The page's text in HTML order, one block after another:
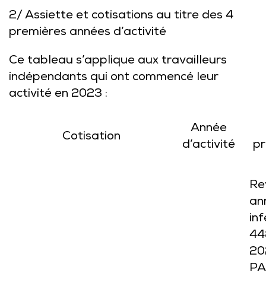
2/ Assiette et cotisations au titre des 4
premières années d’activité
Ce tableau s’applique aux travailleurs
indépendants qui ont commencé leur
activité en 2023 :
Cotisation
Année
d’activité